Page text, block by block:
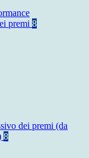
premi 8
dei premi (da
8